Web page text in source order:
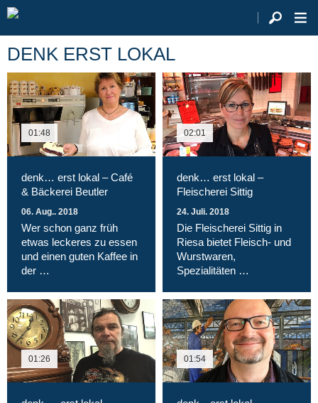
DENK ERST LOKAL
01:48
denk… erst lokal – Café
& Bäckerei Beutler
06. Aug.. 2018
Wer schon ganz früh
etwas leckeres zu essen
und einen guten Kaffee in
der …
02:01
denk… erst lokal –
Fleischerei Sittig
24. Juli. 2018
Die Fleischerei Sittig in
Riesa bietet Fleisch- und
Wurstwaren,
Spezialitäten …
01:26 01:54